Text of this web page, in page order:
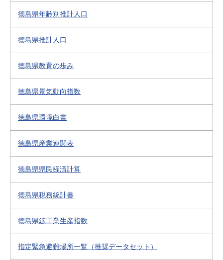
徳島県年齢別推計人口
徳島県推計人口
徳島県教育の歩み
徳島県景気動向指数
徳島県環境白書
徳島県産業連関表
徳島県県民経済計算
徳島県税務統計書
徳島県鉱工業生産指数
指定緊急避難場所一覧（推奨データセット）